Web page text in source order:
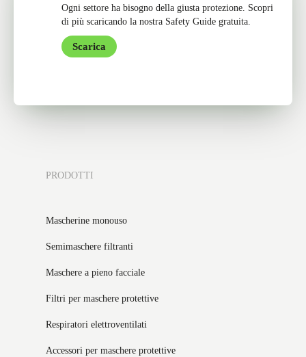
Ogni settore ha bisogno della giusta protezione. Scopri
di più scaricando la nostra Safety Guide gratuita.
Scarica
PRODOTTI
Mascherine monouso
Semimaschere filtranti
Maschere a pieno facciale
Filtri per maschere protettive
Respiratori elettroventilati
Accessori per maschere protettive